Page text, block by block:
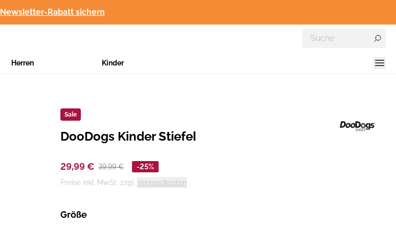
Newsletter-Rabatt sichern
Herren Kinder
Sale
Hersteller:
DooDogs Kinder Stiefel
29,99 € 39,99 €
-25%
Preise inkl. MwSt. zzgl. Versandkosten
Größe